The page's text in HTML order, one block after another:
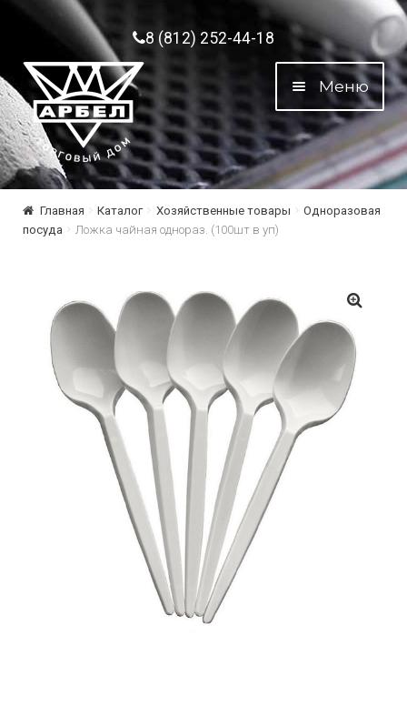
Перейти к навигации
Перейти к содержимому8 (812) 252-44-18
Меню
Главная Каталог Хозяйственные товары
Одноразовая
посуда
Ложка чайная однораз. (100шт в уп)
🔍